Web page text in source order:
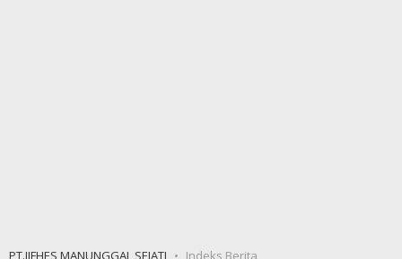
PT.JIFHES MANUNGGAL SEJATI Indeks Berita